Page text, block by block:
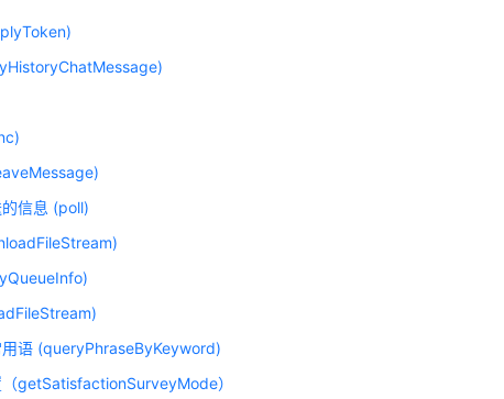
信息 (poll)
语 (queryPhraseByKeyword)
getSatisfactionSurveyMode）